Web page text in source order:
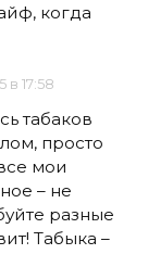
когда
в 17:58
табаков
просто
мои
– не
разные
Табыка –